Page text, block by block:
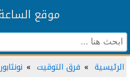
موقع
الرئيسية فرق التوقيت